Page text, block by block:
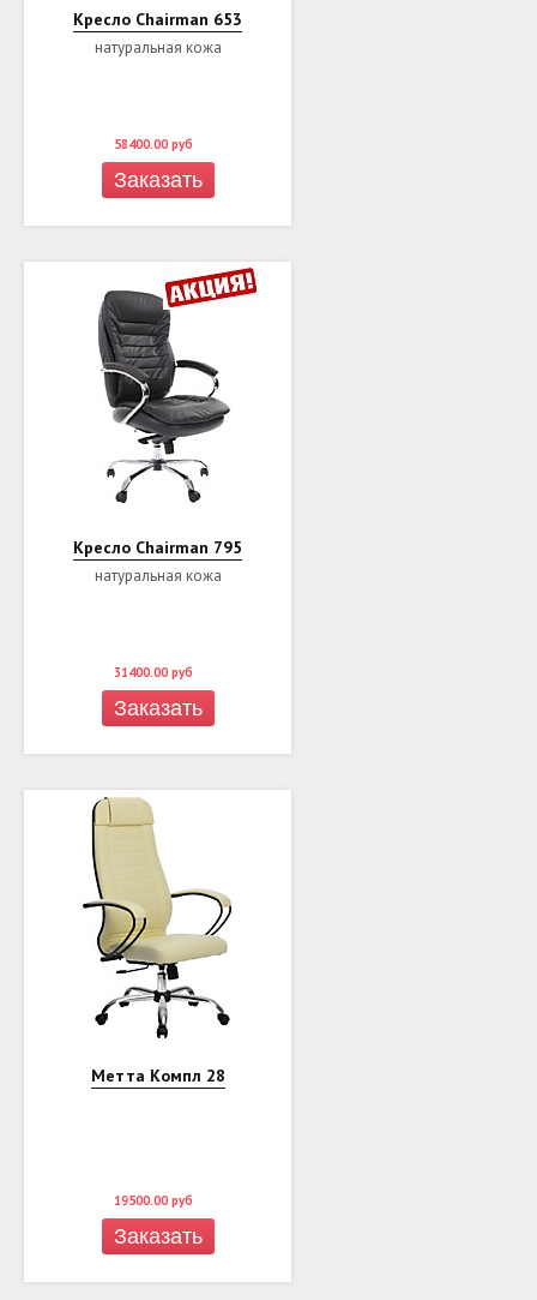
Кресло Chairman 653
натуральная кожа
58400.00 руб
Заказать
Кресло Chairman 795
натуральная кожа
31400.00 руб
Заказать
Метта Компл 28
19500.00 руб
Заказать